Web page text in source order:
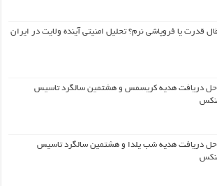
قدرت یا فروپاشی نرم؟ تحلیل امنیتی آینده ولایت در ایران
دریافت هدیه کریسمس و هشتمین سالگرد تاسیس
دریافت هدیه شب یلدا و هشتمین سالگرد تاسیس